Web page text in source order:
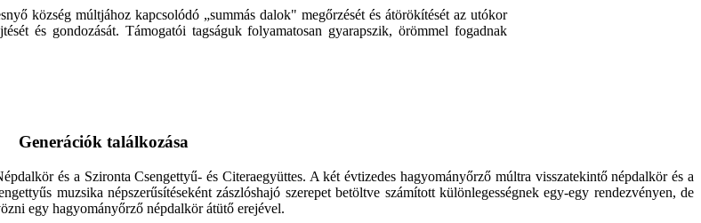
község múltjához kapcsolódó „summás dalok" megőrzését és átörökítését az utókor
és gondozását. Támogatói tagságuk folyamatosan gyarapszik, örömmel fogadnak
Generációk találkozása
és a Szironta Csengettyű- és Citeraegyüttes. A két évtizedes hagyományőrző múltra visszatekintő népdalkör és a
muzsika népszerűsítéseként zászlóshajó szerepet betöltve számított különlegességnek egy-egy rendezvényen, de
egy hagyományőrző népdalkör átütő erejével.